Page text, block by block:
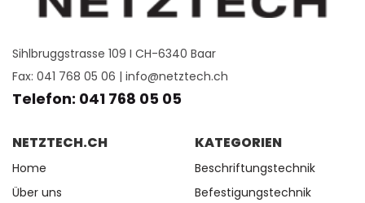
Sihlbruggstrasse 109 I CH-6340 Baar
Fax: 041 768 05 06 | info@netztech.ch
Telefon: 041 768 05 05
NETZTECH.CH
Home
Über uns
KATEGORIEN
Beschriftungstechnik
Befestigungstechnik